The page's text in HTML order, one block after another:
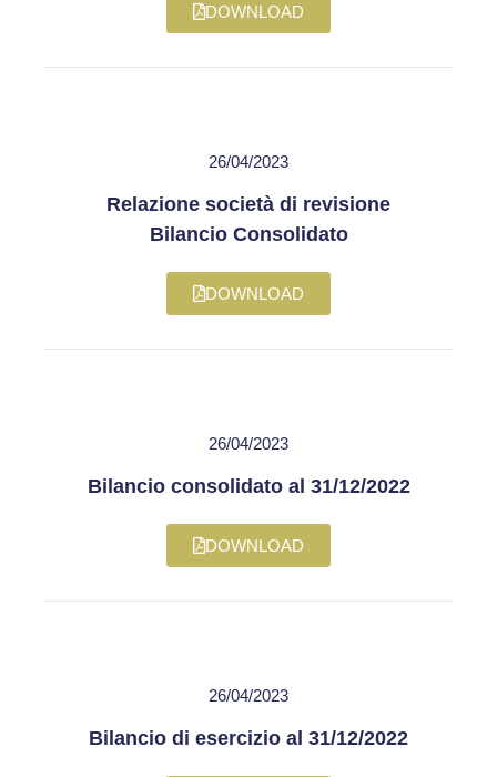
DOWNLOAD
26/04/2023
Relazione società di revisione
Bilancio Consolidato
DOWNLOAD
26/04/2023
Bilancio consolidato al 31/12/2022
DOWNLOAD
26/04/2023
Bilancio di esercizio al 31/12/2022